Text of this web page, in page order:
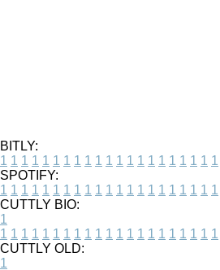
BITLY:
1 1 1 1 1 1 1 1 1 1 1 1 1 1 1 1 1 1 1 1 1
SPOTIFY:
1 1 1 1 1 1 1 1 1 1 1 1 1 1 1 1 1 1 1 1 1
CUTTLY BIO:
1
1 1 1 1 1 1 1 1 1 1 1 1 1 1 1 1 1 1 1 1 1
CUTTLY OLD:
1